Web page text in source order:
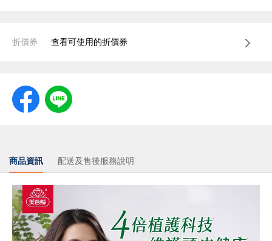
折價券 查看可使用的折價券
商品資訊 配送及售後服務說明